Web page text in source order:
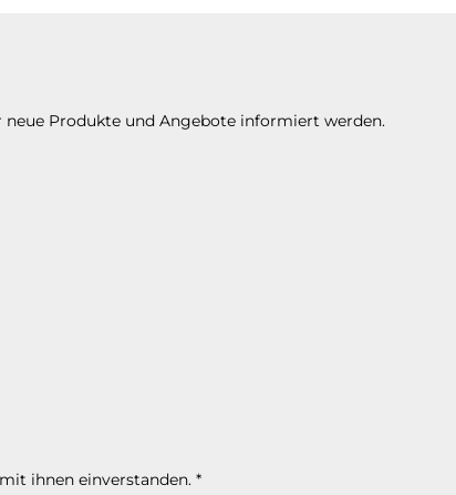
neue Produkte und Angebote informiert werden.
ihnen einverstanden. *